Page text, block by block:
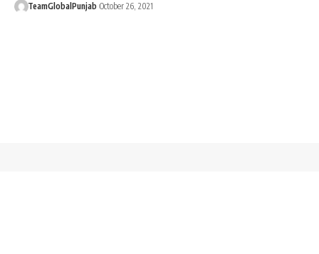
TeamGlobalPunjab October 26, 2021